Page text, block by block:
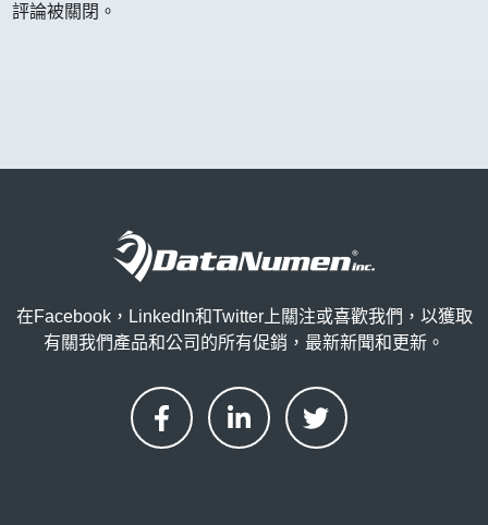
評論被關閉。
在Facebook，LinkedIn和Twitter上關注或喜歡我們，以獲取
有關我們產品和公司的所有促銷，最新新聞和更新。